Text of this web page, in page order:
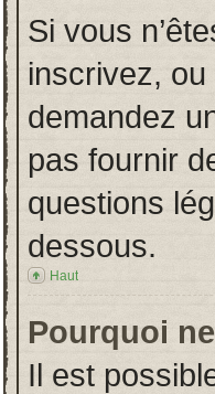
Si vous
inscrivez,
demandez
pas fournir
questions
dessous.
Haut
Pourquoi
Il est